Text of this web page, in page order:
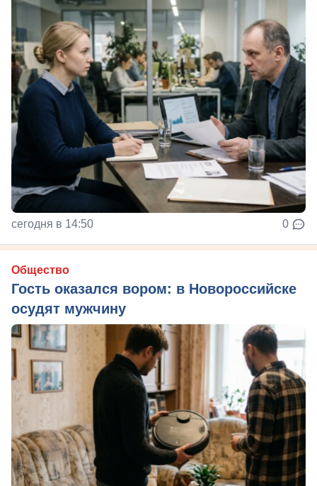
сегодня в 14:50 0
Общество
Гость оказался вором: в Новороссийске
осудят мужчину